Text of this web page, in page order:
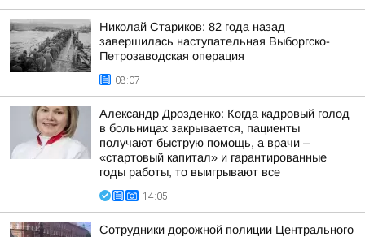
Николай Стариков: 82 года назад
завершилась наступательная Выборгско-
Петрозаводская операция
08:07
Александр Дрозденко: Когда кадровый голод
в больницах закрывается, пациенты
получают быструю помощь, а врачи –
«стартовый капитал» и гарантированные
годы работы, то выигрывают все
14:05
Сотрудники дорожной полиции Центрального